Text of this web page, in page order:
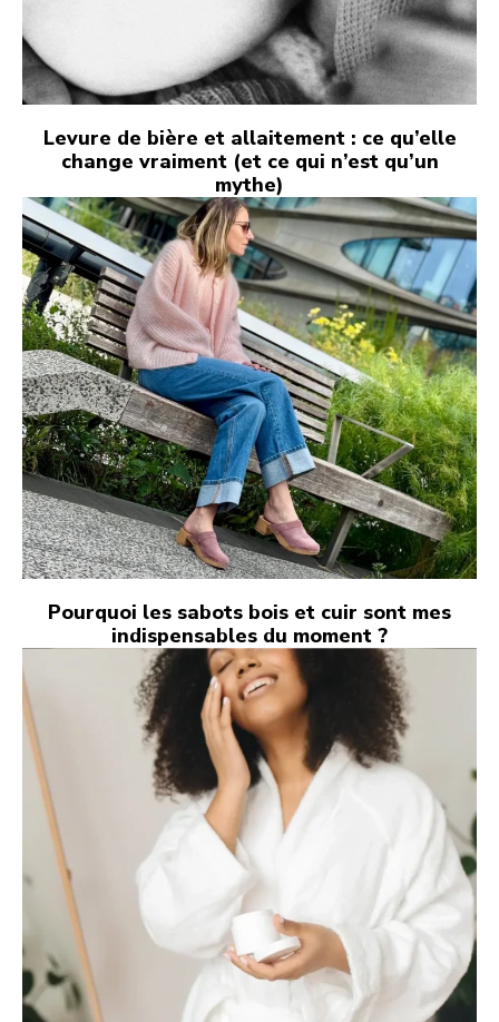
Levure de bière et allaitement : ce qu’elle
change vraiment (et ce qui n’est qu’un
mythe)
Pourquoi les sabots bois et cuir sont mes
indispensables du moment ?